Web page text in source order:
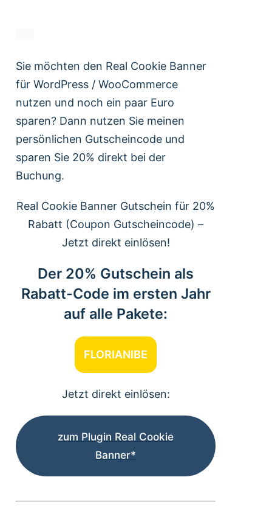
Sie möchten den Real Cookie Banner
für WordPress / WooCommerce
nutzen und noch ein paar Euro
sparen? Dann nutzen Sie meinen
persönlichen Gutscheincode und
sparen Sie 20% direkt bei der
Buchung.
Real Cookie Banner Gutschein für 20%
Rabatt (Coupon Gutscheincode) –
Jetzt direkt einlösen!
Der 20% Gutschein als
Rabatt-Code im ersten Jahr
auf alle Pakete:
FLORIANIBE
Jetzt direkt einlösen:
zum Plugin Real Cookie
Banner*